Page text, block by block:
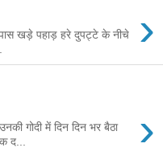
›
पास खड़े पहाड़ हरे दुपट्टे के नीचे
›
गोदी में दिन दिन भर बैठा
द...